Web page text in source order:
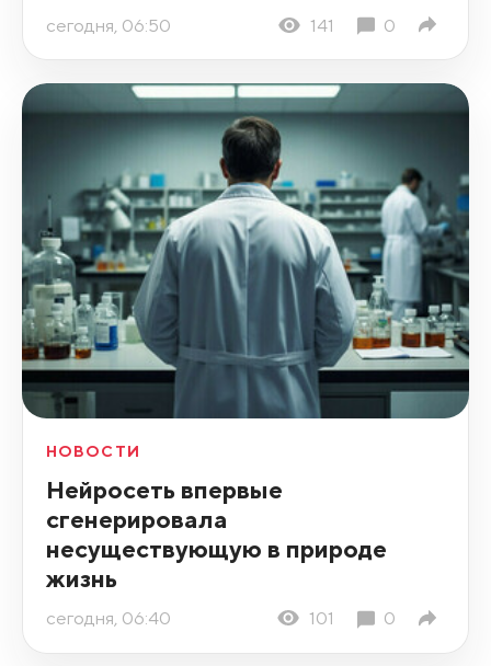
сегодня, 06:50 141 0
НОВОСТИ
Нейросеть впервые
сгенерировала
несуществующую в природе
жизнь
сегодня, 06:40 101 0